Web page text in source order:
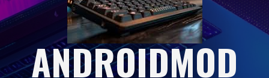
ANDROIDMOD